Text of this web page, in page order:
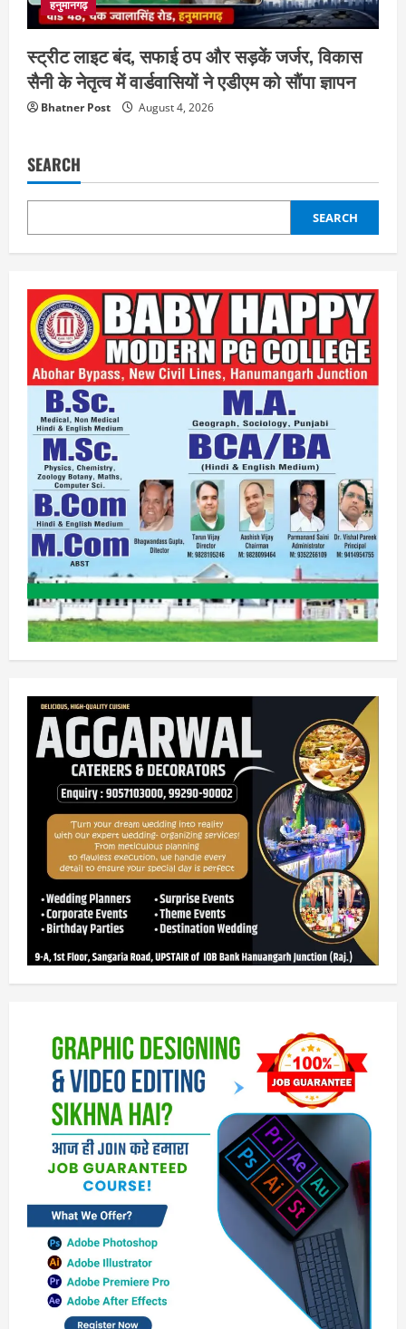
हनुमानगढ़
स्ट्रीट लाइट बंद, सफाई ठप और सड़कें जर्जर, विकास
सैनी के नेतृत्व में वार्डवासियों ने एडीएम को सौंपा ज्ञापन
Bhatner Post August 4, 2026
SEARCH
SEARCH